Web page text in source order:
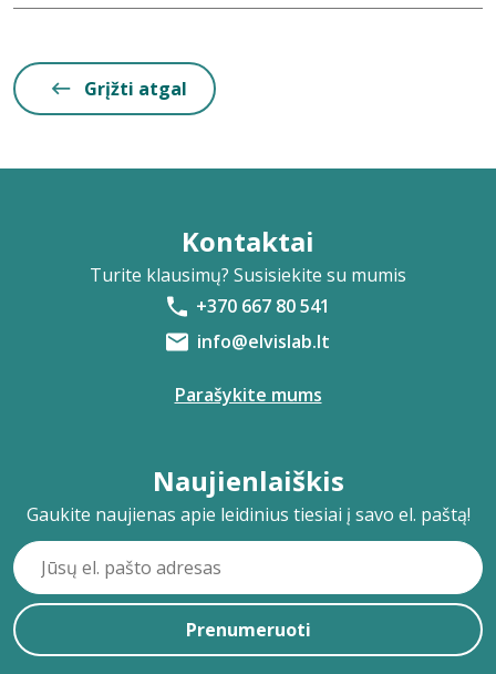
Grįžti atgal
Kontaktai
Turite klausimų? Susisiekite su mumis
+370 667 80 541
info@elvislab.lt
Parašykite mums
Naujienlaiškis
Gaukite naujienas apie leidinius tiesiai į savo el. paštą!
Prenumeruoti